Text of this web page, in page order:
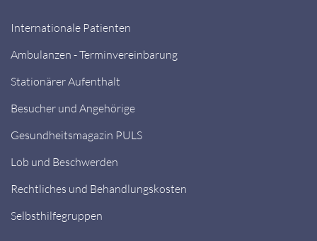
Internationale Patienten
Ambulanzen - Terminvereinbarung
Stationärer Aufenthalt
Besucher und Angehörige
Gesundheitsmagazin PULS
Lob und Beschwerden
Rechtliches und Behandlungskosten
Selbsthilfegruppen